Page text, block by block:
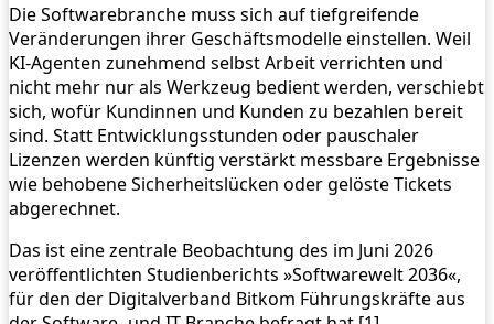
Die Softwarebranche muss sich auf tiefgreifende
Veränderungen ihrer Geschäftsmodelle einstellen. Weil
KI-Agenten zunehmend selbst Arbeit verrichten und
nicht mehr nur als Werkzeug bedient werden, verschiebt
sich, wofür Kundinnen und Kunden zu bezahlen bereit
sind. Statt Entwicklungsstunden oder pauschaler
Lizenzen werden künftig verstärkt messbare Ergebnisse
wie behobene Sicherheitslücken oder gelöste Tickets
abgerechnet.
Das ist eine zentrale Beobachtung des im Juni 2026
veröffentlichten Studienberichts »Softwarewelt 2036«,
für den der Digitalverband Bitkom Führungskräfte aus